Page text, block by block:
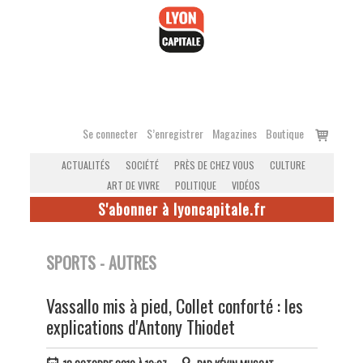
Se connecter S’enregistrer Magazines Boutique
Voir
ACTUALITÉS SOCIÉTÉ PRÈS DE CHEZ VOUS
CULTURE
ART DE VIVRE
POLITIQUE VIDÉOS
S'abonner à lyoncapitale.fr
SPORTS - AUTRES
Vassallo mis à pied, Collet conforté : les
explications d'Antony Thiodet